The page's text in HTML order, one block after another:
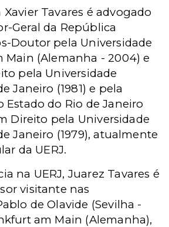
Tavares é advogado
Geral da República
Doutor pela Universidade
Main (Alemanha - 2004) e
pela Universidade
Janeiro (1981) e pela
Estado do Rio de Janeiro
Direito pela Universidade
Janeiro (1979), atualmente
da UERJ.
na UERJ, Juarez Tavares é
visitante nas
de Olavide (Sevilha -
am Main (Alemanha),